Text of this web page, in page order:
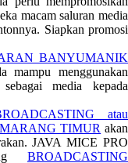
macam saluran media
Siapkan promosi
BANYUMANIK
mampu menggunakan
sebagai media kepada
atau
TIMUR akan
JAVA MICE PRO
BROADCASTING